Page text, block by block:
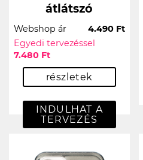
átlátszó
Webshop ár
4.490 Ft
Egyedi tervezéssel
7.480 Ft
részletek
INDULHAT A
TERVEZÉS